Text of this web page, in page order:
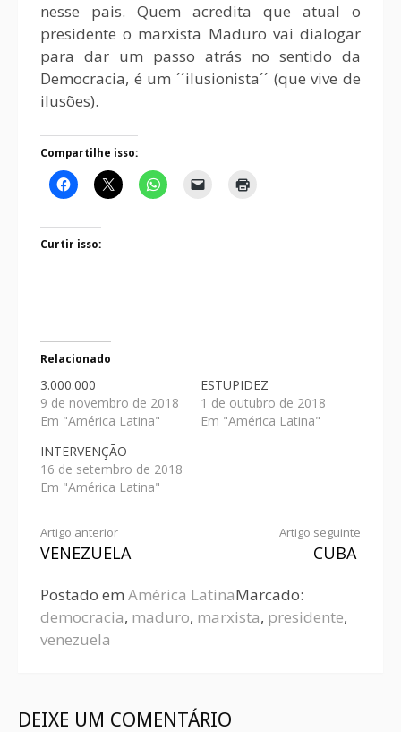
nesse pais. Quem acredita que atual o
presidente o marxista Maduro vai dialogar
para dar um passo atrás no sentido da
Democracia, é um ´´ilusionista´´ (que vive de
ilusões).
Compartilhe isso:
Curtir isso:
Relacionado
3.000.000
9 de novembro de 2018
Em "América Latina"
ESTUPIDEZ
1 de outubro de 2018
Em "América Latina"
INTERVENÇÃO
16 de setembro de 2018
Em "América Latina"
Artigo anterior
VENEZUELA
Artigo seguinte
CUBA
Postado em América LatinaMarcado:
democracia, maduro, marxista, presidente,
venezuela
DEIXE UM COMENTÁRIO